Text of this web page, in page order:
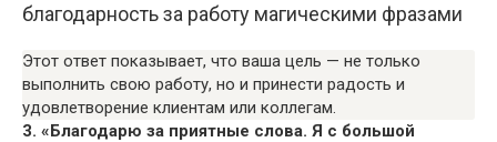
благодарность за работу магическими фразами
Этот ответ показывает, что ваша цель — не только
выполнить свою работу, но и принести радость и
удовлетворение клиентам или коллегам.
3. «Благодарю за приятные слова. Я с большой